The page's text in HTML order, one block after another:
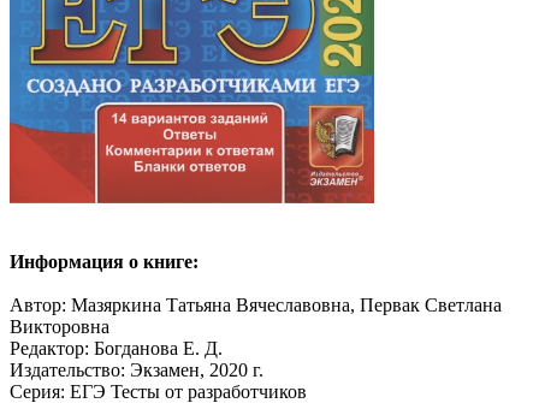
Информация о книге:
Автор: Мазяркина Татьяна Вячеславовна, Первак Светлана
Викторовна
Редактор: Богданова Е. Д.
Издательство: Экзамен, 2020 г.
Серия: ЕГЭ Тесты от разработчиков